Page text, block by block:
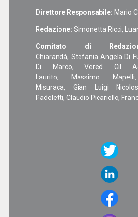
Direttore Responsabile: Mario
Redazione: Simonetta Ricci,
Comitato di
Chiarandà, Stefania Angela Di
Di Marco, Vered Gil
Laurito, Massimo
Misuraca, Gian Luigi
Padeletti, Claudio Picariello,